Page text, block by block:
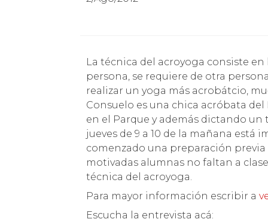
La técnica del acroyoga consiste en hacer posiciones del yoga pero apoyado en otra
persona, se requiere de otra
realizar un yoga más acrobátcio,
Consuelo es una chica acróbata
en el Parque y además dictando un
jueves de 9 a 10 de la mañana está
comenzado una preparación
motivadas alumnas no faltan a
técnica del acroyoga.
Para mayor información escribir a
Escucha la entrevista acá: